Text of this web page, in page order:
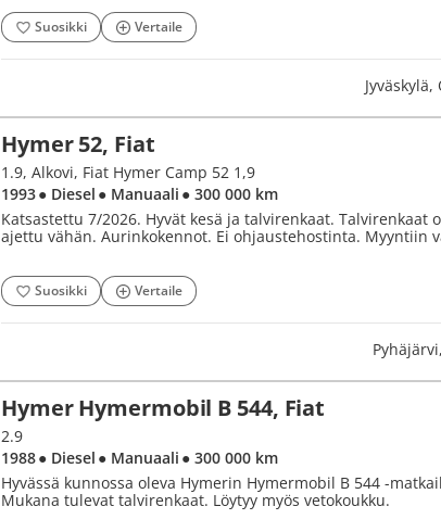
Suosikki Vertaile
Hymer 52, Fiat
1.9, Alkovi, Fiat Hymer Camp 52 1,9
1993● Diesel ● Manuaali ● 300 000 km
Katsastettu 7/2026. Hyvät kesä ja talvirenkaat. Talvirenkaat
ajettu vähän. Aurinkokennot. Ei ohjaustehostinta. Myyntiin
Suosikki Vertaile
Hymer Hymermobil B 544, Fiat
2.9
1988● Diesel ● Manuaali ● 300 000 km
Hyvässä kunnossa oleva Hymerin Hymermobil B 544 -
Mukana tulevat talvirenkaat. Löytyy myös vetokoukku.